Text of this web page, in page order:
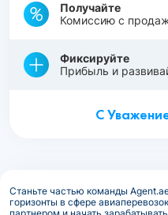
Получайте
Комиссию с
Фиксируйте
Прибыль и
С
Станьте частью команды
горизонты в сфере